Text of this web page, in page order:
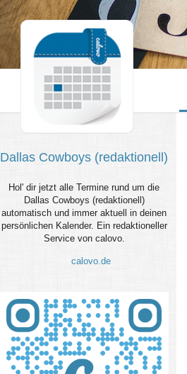
Dallas Cowboys (redaktionell)
Hol' dir jetzt alle Termine rund um die
Dallas Cowboys (redaktionell)
automatisch und immer aktuell in deinen
persönlichen Kalender. Ein redaktioneller
Service von calovo.
calovo.de